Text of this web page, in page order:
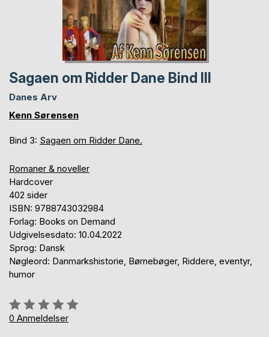
Sagaen om Ridder Dane Bind III
Danes Arv
Kenn Sørensen
Bind 3: Sagaen om Ridder Dane.
Romaner & noveller
Hardcover
402 sider
ISBN: 9788743032984
Forlag: Books on Demand
Udgivelsesdato: 10.04.2022
Sprog: Dansk
Nøgleord: Danmarkshistorie, Børnebøger, Riddere, eventyr,
humor
Anmeldelse::
0%
0 Anmeldelser